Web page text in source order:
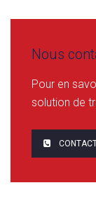
Nous
Pour en
solution de